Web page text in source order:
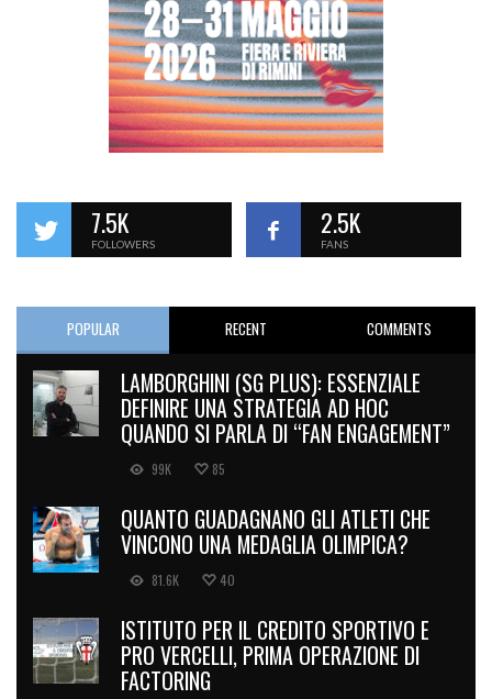
7.5K
FOLLOWERS
2.5K
FANS
POPULAR RECENT COMMENTS
LAMBORGHINI (SG PLUS): ESSENZIALE
DEFINIRE UNA STRATEGIA AD HOC
QUANDO SI PARLA DI “FAN ENGAGEMENT”
99K 85
QUANTO GUADAGNANO GLI ATLETI CHE
VINCONO UNA MEDAGLIA OLIMPICA?
81.6K 40
ISTITUTO PER IL CREDITO SPORTIVO E
PRO VERCELLI, PRIMA OPERAZIONE DI
FACTORING